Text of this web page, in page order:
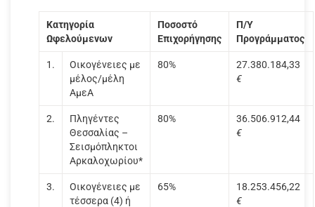
Κατηγορία
Ωφελούμενων
Ποσοστό
Επιχορήγησης
Π/Υ
Προγράμματος
1.
Οικογένειες με
μέλος/μέλη
ΑμεΑ
80%
27.380.184,33
€
2.
Πληγέντες
Θεσσαλίας –
Σεισμόπληκτοι
Αρκαλοχωρίου*
80%
36.506.912,44
€
3.
Οικογένειες με
τέσσερα (4) ή
65%
18.253.456,22
€